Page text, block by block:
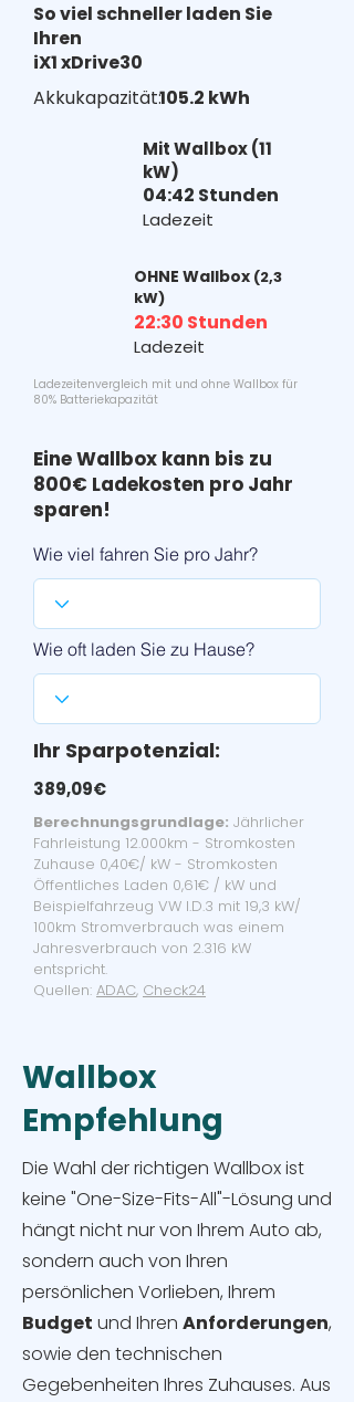
So viel schneller laden Sie
Ihren
iX1 xDrive30
Akkukapazität:105.2 kWh
Mit Wallbox (11
kW)
04:42 Stunden
Ladezeit
OHNE Wallbox (2,3
kW)
22:30 Stunden
Ladezeit
Ladezeitenvergleich mit und ohne Wallbox für
80% Batteriekapazität
Eine Wallbox kann bis zu
800€ Ladekosten pro Jahr
sparen!
Wie viel fahren Sie pro Jahr?
Wie oft laden Sie zu Hause?
Ihr Sparpotenzial:
389,09€
Berechnungsgrundlage: Jährlicher
Fahrleistung 12.000km - Stromkosten
Zuhause 0,40€/ kW - Stromkosten
Öffentliches Laden 0,61€ / kW und
Beispielfahrzeug VW I.D.3 mit 19,3 kW/
100km Stromverbrauch was einem
Jahresverbrauch von 2.316 kW
entspricht.
Quellen: ADAC, Check24
Wallbox
Empfehlung
Die Wahl der richtigen Wallbox ist
keine "One-Size-Fits-All"-Lösung und
hängt nicht nur von Ihrem Auto ab,
sondern auch von Ihren
persönlichen Vorlieben, Ihrem
Budget und Ihren Anforderungen,
sowie den technischen
Gegebenheiten Ihres Zuhauses. Aus